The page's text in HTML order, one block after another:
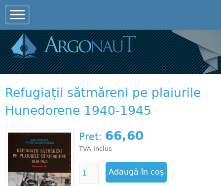
Refugiații sătmăreni pe plaiurile
Hunedorene 1940-1945
Pret: 66,60
TVA Inclus